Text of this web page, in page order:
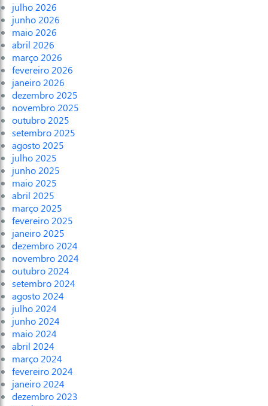
julho 2026
junho 2026
maio 2026
abril 2026
março 2026
fevereiro 2026
janeiro 2026
dezembro 2025
novembro 2025
outubro 2025
setembro 2025
agosto 2025
julho 2025
junho 2025
maio 2025
abril 2025
março 2025
fevereiro 2025
janeiro 2025
dezembro 2024
novembro 2024
outubro 2024
setembro 2024
agosto 2024
julho 2024
junho 2024
maio 2024
abril 2024
março 2024
fevereiro 2024
janeiro 2024
dezembro 2023